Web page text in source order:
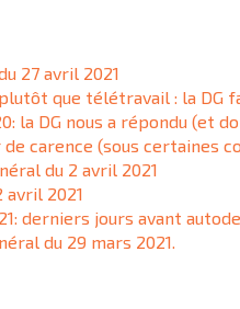
27 avril 2021
que télétravail : la DG
la DG nous a répondu (et
carence (sous certaines
du 2 avril 2021
avril 2021
derniers jours avant
du 29 mars 2021.